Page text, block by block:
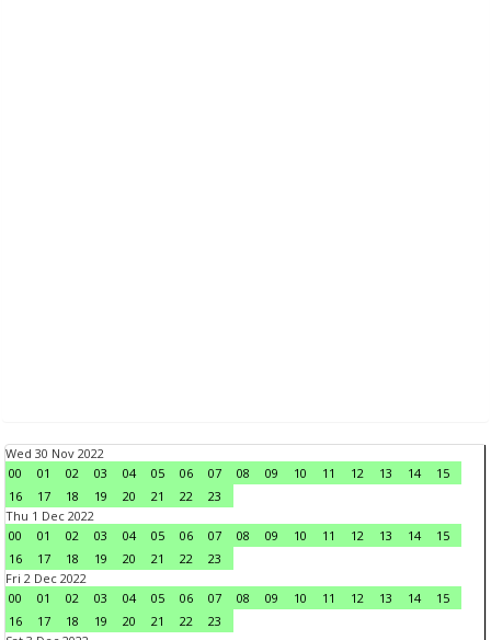
Wed 30 Nov 2022
00
01 02 03 04 05 06 07 08 09 10 11 12 13 14
15
16
17 18 19 20 21 22
23
Thu 1 Dec 2022
00
01 02 03 04 05 06 07 08 09 10 11 12 13 14
15
16
17 18 19 20 21 22
23
Fri 2 Dec 2022
00
01 02 03 04 05 06 07 08 09 10 11 12 13 14
15
16
17 18 19 20 21 22
23